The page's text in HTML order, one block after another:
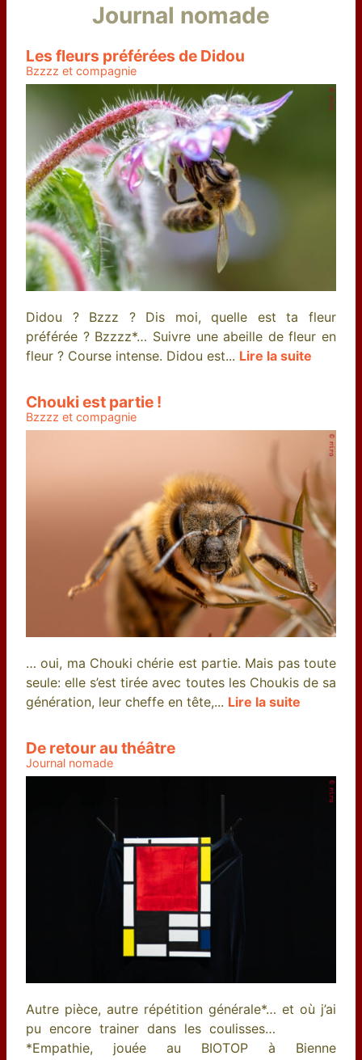
Journal nomade
Les fleurs préférées de Didou
Bzzzz et compagnie
Didou ? Bzzz ? Dis moi, quelle est ta fleur
préférée ? Bzzzz*… Suivre une abeille de fleur en
fleur ? Course intense. Didou est... Lire la suite
Chouki est partie !
Bzzzz et compagnie
… oui, ma Chouki chérie est partie. Mais pas toute
seule: elle s’est tirée avec toutes les Choukis de sa
génération, leur cheffe en tête,... Lire la suite
De retour au théâtre
Journal nomade
Autre pièce, autre répétition générale*… et où j’ai
pu encore trainer dans les coulisses…
*Empathie, jouée au BIOTOP à Bienne